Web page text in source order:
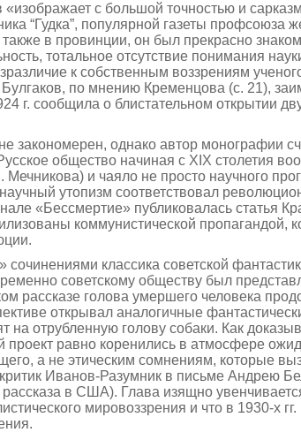
с большой точностью и
“Гудка”, популярной газеты профсоюза
в провинции, он был прекрасно
тотальное отсутствие понимания
к собственным воззрениям
по мнению Кременцова (с. 21),
г. сообщила о блистательном открытии
закономерен, однако автор монографии
общество начиная с XIX столетия
и чаяло не просто научного
утопизм соответствовал
«Бессмертие» публиковалась статья
коммунистичес­кой пропагандой,
класси­ка советской
советскому обществу был
рассказе голова умершего человека
открывал аналогичные
на отрубленную голову собаки. Как
равно коренились в атмосфере
а не этическим сомнениям, ко­торые
Иванов-Разумник в письме Андрею
в США). Глава изящно
мировоззрения и что в 1930-х